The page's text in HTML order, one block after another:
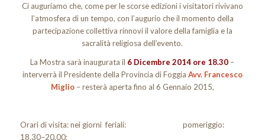
Ci auguriamo che, come per le scorse edizioni i visitatori rivivano
l’atmosfera di un tempo, con l’augurio che il momento della
partecipazione collettiva rinnovi il valore della famiglia ela
sacralità religiosa dell’evento.
La Mostra sarà inaugurata il 6 Dicembre 2014 ore 18.30 –
interverrà il Presidente della Provincia di Foggia Avv. Francesco
Miglio– resterà aperta fino al 6 Gennaio 2015,
Orari di visita: nei giorni feriali: pomeriggio:
18,30–20,00;